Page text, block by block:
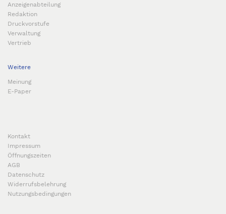
Anzeigenabteilung
Redaktion
Druckvorstufe
Verwaltung
Vertrieb
Weitere
Meinung
E-Paper
Kontakt
Impressum
Öffnungszeiten
AGB
Datenschutz
Widerrufsbelehrung
Nutzungsbedingungen